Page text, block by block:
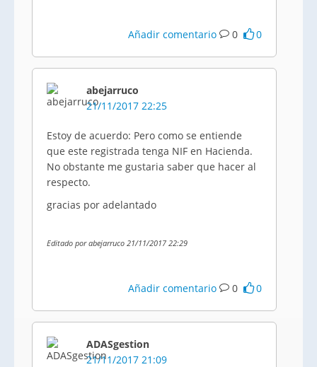
Añadir comentario 0 0
abejarruco
21/11/2017 22:25
Estoy de acuerdo: Pero como se entiende
que este registrada tenga NIF en Hacienda.
No obstante me gustaria saber que hacer al
respecto.
gracias por adelantado
Editado por abejarruco 21/11/2017 22:29
Añadir comentario 0 0
ADASgestion
21/11/2017 21:09